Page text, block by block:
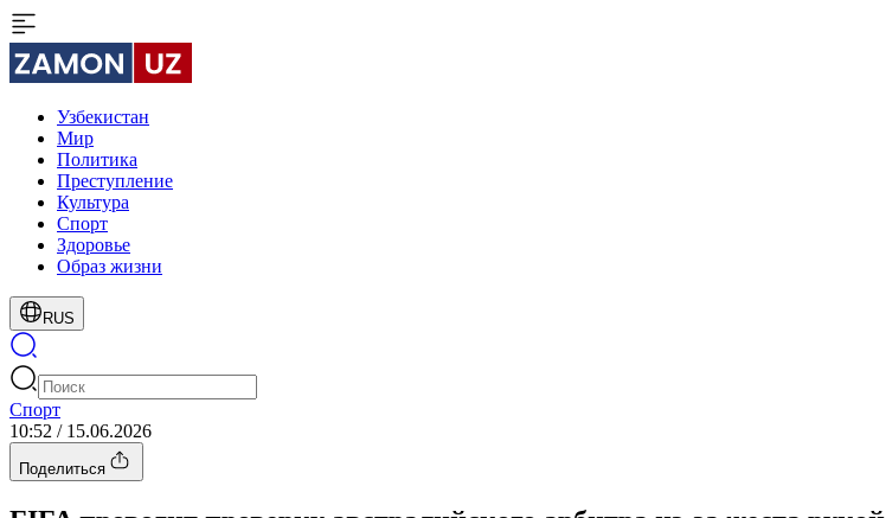
Узбекистан
Мир
Политика
Преступление
Культура
Спорт
Здоровье
Образ жизни
RUS
Спорт
10:52 / 15.06.2026
Поделиться